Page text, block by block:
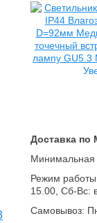
Доставка по
Минимальная
Режим работы
15.00, Сб-Вс:
Самовывоз: